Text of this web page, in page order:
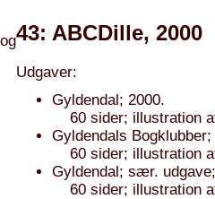
43: ABCDille, 2000
Udgaver:
Gyldendal; 2000.
60 sider; illustration
Gyldendals
60 sider; illustration
Gyldendal; sær.
60 sider; illustration